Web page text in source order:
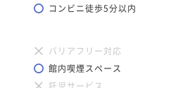
コンビニ徒歩5分以内
バリアフリー対応
館内喫煙スペース
託児サービス